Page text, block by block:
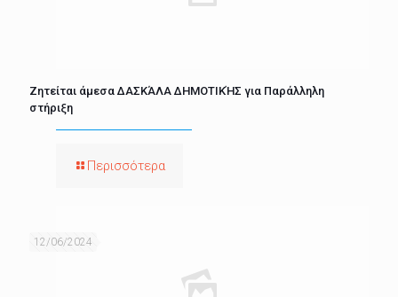
Ζητείται άμεσα ΔΑΣΚΆΛΑ ΔΗΜΟΤΙΚΉΣ για Παράλληλη
στήριξη
Περισσότερα
12/06/2024